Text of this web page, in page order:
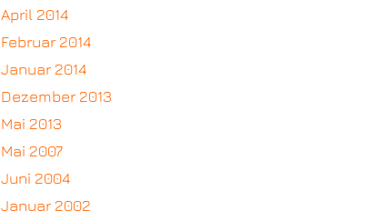
April 2014
Februar 2014
Januar 2014
Dezember 2013
Mai 2013
Mai 2007
Juni 2004
Januar 2002